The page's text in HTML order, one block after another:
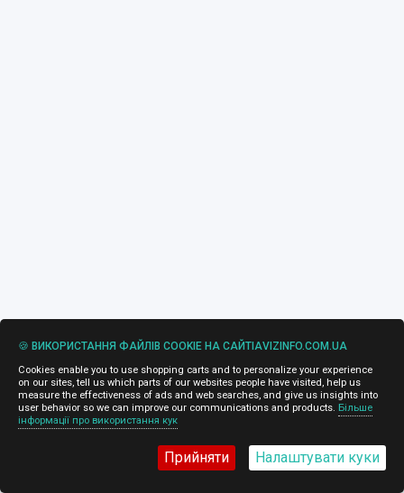
🍪 ВИКОРИСТАННЯ ФАЙЛІВ COOKIE НА САЙТІAVIZINFO.COM.UA
Cookies enable you to use shopping carts and to personalize your experience
on our sites, tell us which parts of our websites people have visited, help us
measure the effectiveness of ads and web searches, and give us insights into
user behavior so we can improve our communications and products. Більше
інформації про використання кук
Прийняти Налаштувати куки